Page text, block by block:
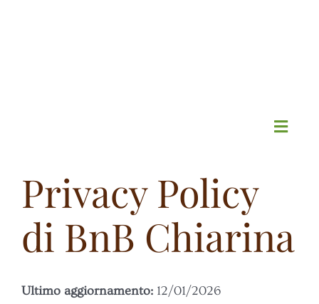
HOME
IL B&B
Privacy Policy
di BnB Chiarina
Ultimo aggiornamento:12/01/2026